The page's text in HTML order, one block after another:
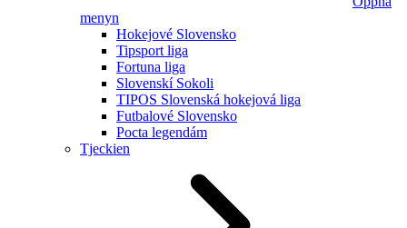
menyn
Hokejové Slovensko
Tipsport liga
Fortuna liga
Slovenskí Sokoli
TIPOS Slovenská hokejová liga
Futbalové Slovensko
Pocta legendám
Tjeckien